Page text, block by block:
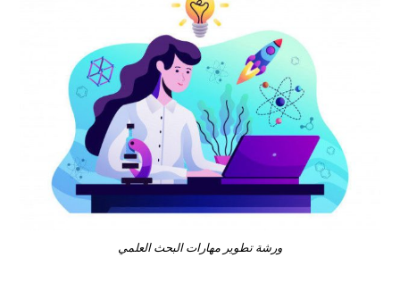
ورشة تطوير مهارات البحث العلمي